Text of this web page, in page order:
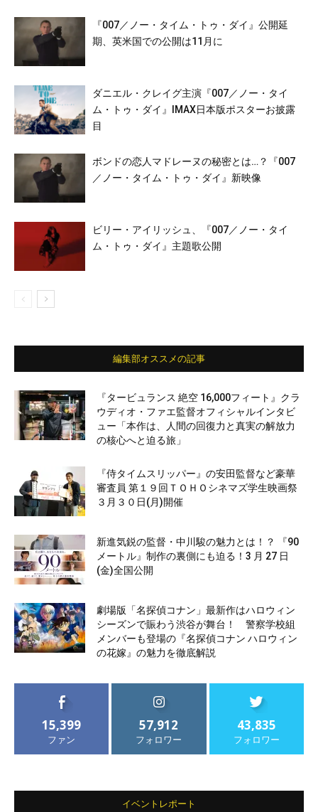
『007／ノー・タイム・トゥ・ダイ』公開延
期、英米国での公開は11月に
ダニエル・クレイグ主演『007／ノー・タイ
ム・トゥ・ダイ』IMAX日本版ポスターお披露
目
ボンドの恋人マドレーヌの秘密とは…？『007
／ノー・タイム・トゥ・ダイ』新映像
ビリー・アイリッシュ、『007／ノー・タイ
ム・トゥ・ダイ』主題歌公開
編集部オススメの記事
『タービュランス 絶空 16,000フィート』クラ
ウディオ・ファエ監督オフィシャルインタビ
ュー「本作は、人間の回復力と真実の解放力
の核心へと迫る旅」
『侍タイムスリッパー』の安田監督など豪華
審査員 第１９回ＴＯＨＯシネマズ学生映画祭
３月３０日(月)開催
新進気鋭の監督・中川駿の魅力とは！？ 『90
メートル』制作の裏側にも迫る！3 月 27 日
(金)全国公開
劇場版「名探偵コナン」最新作はハロウィン
シーズンで賑わう渋谷が舞台！ 警察学校組
メンバーも登場の『名探偵コナン ハロウィン
の花嫁』の魅力を徹底解説
15,399
ファン
57,912
フォロワー
43,835
フォロワー
イベントレポート